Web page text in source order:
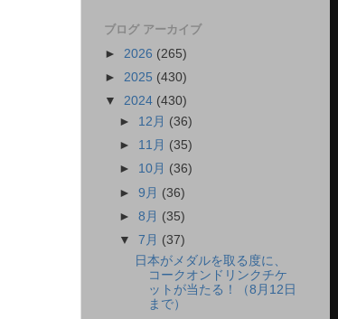
ブログ アーカイブ
► 2026 (265)
► 2025 (430)
▼ 2024 (430)
► 12月 (36)
► 11月 (35)
► 10月 (36)
►9月 (36)
►8月 (35)
▼7月 (37)
日本がメダルを取る度に、
コークオンドリンクチケ
ットが当たる！（8月12日
まで）